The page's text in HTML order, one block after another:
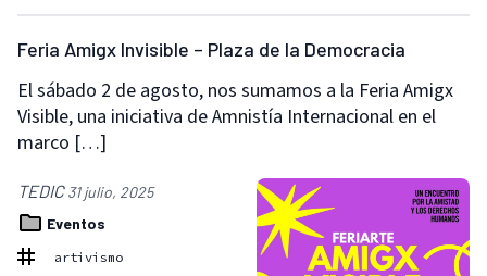
Feria Amigx Invisible – Plaza de la Democracia
El sábado 2 de agosto, nos sumamos a la Feria Amigx
Visible, una iniciativa de Amnistía Internacional en el
marco […]
TEDIC31 julio, 2025
Eventos
artivismo